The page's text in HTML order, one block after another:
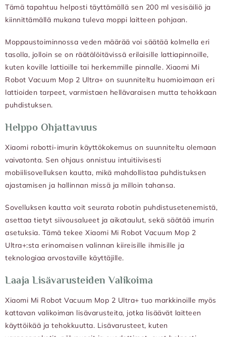
Tämä tapahtuu helposti täyttämällä sen 200 ml vesisäiliö ja
kiinnittämällä mukana tuleva moppi laitteen pohjaan.
Moppaustoiminnossa veden määrää voi säätää kolmella eri
tasolla, jolloin se on räätälöitävissä erilaisille lattiapinnoille,
kuten koville lattioille tai herkemmille pinnalle. Xiaomi Mi
Robot Vacuum Mop 2 Ultra+ on suunniteltu huomioimaan eri
lattioiden tarpeet, varmistaen hellävaraisen mutta tehokkaan
puhdistuksen.
Helppo Ohjattavuus
Xiaomi robotti-imurin käyttökokemus on suunniteltu olemaan
vaivatonta. Sen ohjaus onnistuu intuitiivisesti
mobiilisovelluksen kautta, mikä mahdollistaa puhdistuksen
ajastamisen ja hallinnan missä ja milloin tahansa.
Sovelluksen kautta voit seurata robotin puhdistusetenemistä,
asettaa tietyt siivousalueet ja aikataulut, sekä säätää imurin
asetuksia. Tämä tekee Xiaomi Mi Robot Vacuum Mop 2
Ultra+:sta erinomaisen valinnan kiireisille ihmisille ja
teknologiaa arvostaville käyttäjille.
Laaja Lisävarusteiden Valikoima
Xiaomi Mi Robot Vacuum Mop 2 Ultra+ tuo markkinoille myös
kattavan valikoiman lisävarusteita, jotka lisäävät laitteen
käyttöikää ja tehokkuutta. Lisävarusteet, kuten